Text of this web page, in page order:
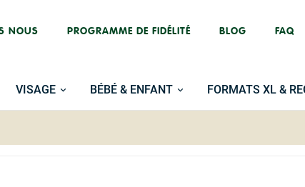
NOUS PROGRAMME DE FIDÉLITÉ BLOG FAQ
VISAGE BÉBÉ & ENFANT FORMATS XL &